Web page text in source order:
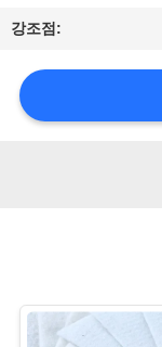
행
품
연
강조점: